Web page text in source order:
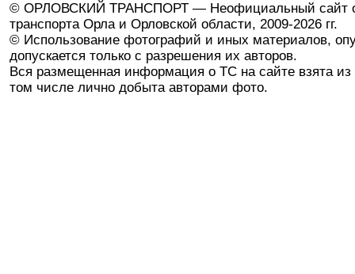
© ОРЛОВСКИЙ ТРАНСПОРТ — Неофициальный сайт
транспорта Орла и Орловской области, 2009-2026 гг.
© Использование фотографий и иных материалов,
допускается только с разрешения их авторов.
Вся размещенная информация о ТС на сайте взята из
том числе лично добыта авторами фото.